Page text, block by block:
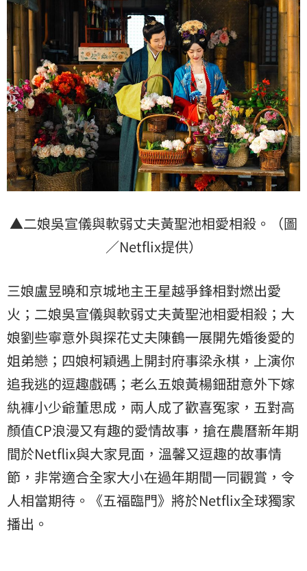
▲二娘吳宣儀與軟弱丈夫黃聖池相愛相殺。（圖
／Netflix提供）
三娘盧昱曉和京城地主王星越爭鋒相對燃出愛
火；二娘吳宣儀與軟弱丈夫黃聖池相愛相殺；大
娘劉些寧意外與探花丈夫陳鶴一展開先婚後愛的
姐弟戀；四娘柯穎遇上開封府事梁永棋，上演你
追我逃的逗趣戲碼；老么五娘黃楊鈿甜意外下嫁
紈褲小少爺董思成，兩人成了歡喜冤家，五對高
顏值CP浪漫又有趣的愛情故事，搶在農曆新年期
間於Netflix與大家見面，溫馨又逗趣的故事情
節，非常適合全家大小在過年期間一同觀賞，令
人相當期待。《五福臨門》將於Netflix全球獨家
播出。